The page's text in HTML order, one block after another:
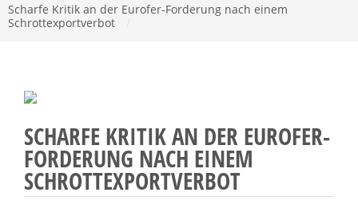
Scharfe Kritik an der Eurofer-Forderung nach einem
Schrottexportverbot
SCHARFE KRITIK AN DER EUROFER-
FORDERUNG NACH EINEM
SCHROTTEXPORTVERBOT